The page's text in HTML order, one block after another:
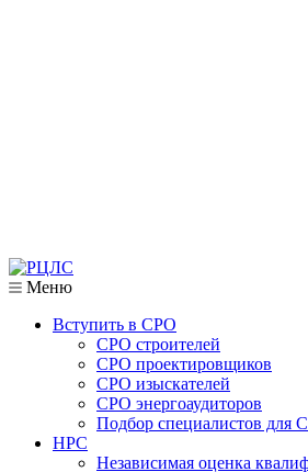
Меню
Вступить в СРО
СРО строителей
СРО проектировщиков
СРО изыскателей
СРО энергоаудиторов
Подбор специалистов для
НРС
Независимая оценка